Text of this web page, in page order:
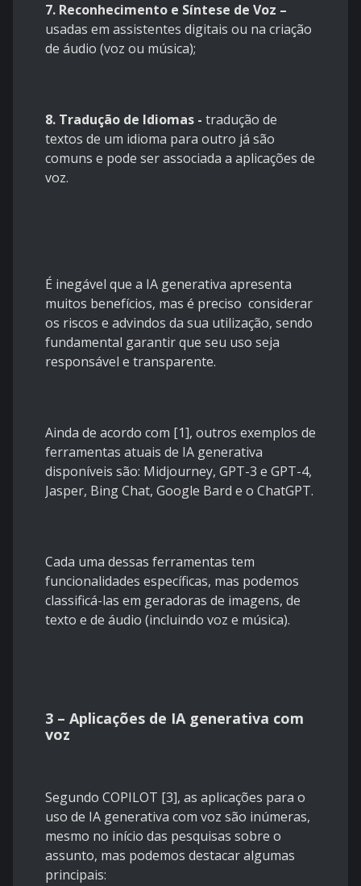
7. Reconhecimento e Síntese de Voz –
usadas em assistentes digitais ou na criação
de áudio (voz ou música);
8. Tradução de Idiomas - tradução de
textos de um idioma para outro já são
comuns e pode ser associada a aplicações de
voz.
É inegável que a IA generativa apresenta
muitos benefícios, mas é preciso considerar
os riscos e advindos da sua utilização, sendo
fundamental garantir que seu uso seja
responsável e transparente.
Ainda de acordo com [1], outros exemplos de
ferramentas atuais de IA generativa
disponíveis são: Midjourney, GPT-3 e GPT-4,
Jasper, Bing Chat, Google Bard e o ChatGPT.
Cada uma dessas ferramentas tem
funcionalidades específicas, mas podemos
classificá-las em geradoras de imagens, de
texto e de áudio (incluindo voz e música).
3 – Aplicações de IA generativa com
voz
Segundo COPILOT [3], as aplicações para o
uso de IA generativa com voz são inúmeras,
mesmo no início das pesquisas sobre o
assunto, mas podemos destacar algumas
principais: